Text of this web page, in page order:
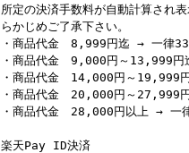
所定の決済手数料が自動計算され
らかじめご了承下さい。
・商品代金 8,999円迄 → 一律
・商品代金 9,000円～13,999
・商品代金 14,000円～19,999
・商品代金 20,000円～27,999
・商品代金 28,000円以上 → 一
楽天Pay ID決済